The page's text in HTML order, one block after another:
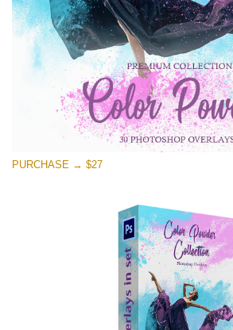
Ingyenes letöltés
PURCHASE → $27